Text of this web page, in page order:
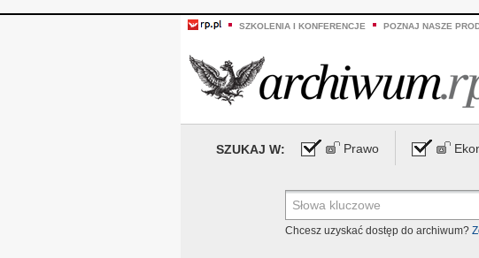
SZKOLENIA I KONFERENCJE POZNAJ NASZE
SZUKAJ W: Prawo
Chcesz uzyskać dostęp do archiwum?